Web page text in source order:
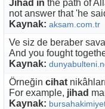
Jihad in the path of
not answer that 'he
Kaynak: aksam.com.tr
Ve siz de beraber
And you fought
Kaynak:
Örneğin cihat
For example, jihad
Kaynak: